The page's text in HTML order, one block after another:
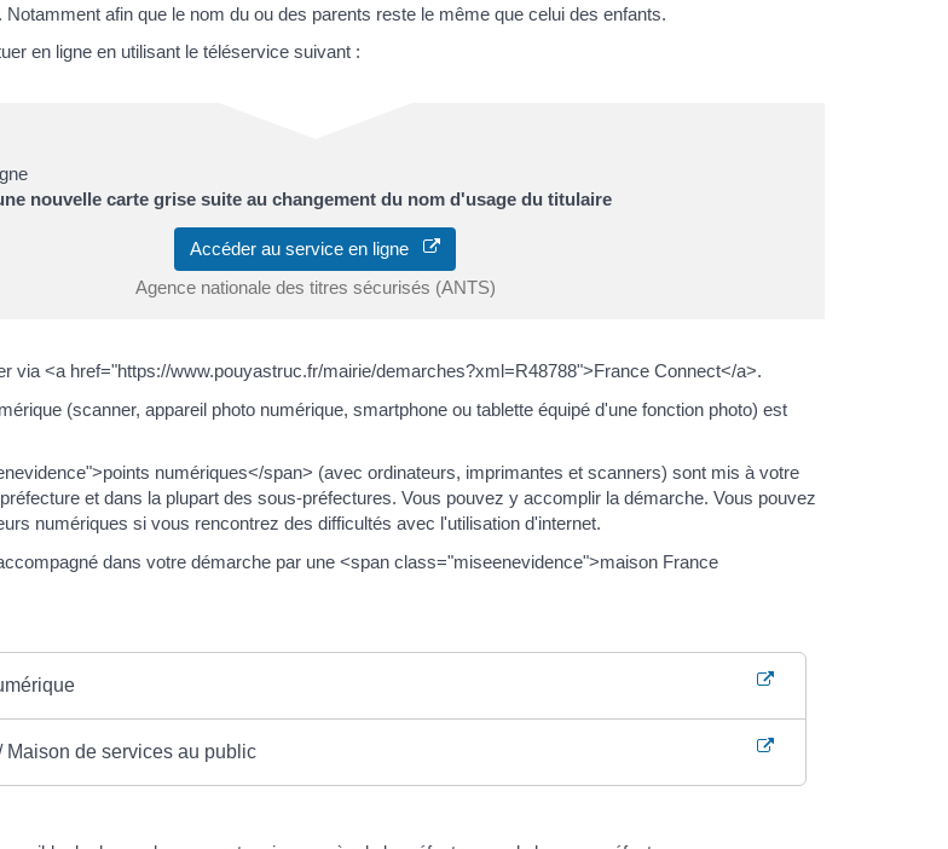
afin que le nom du ou des parents reste le même que celui des enfants.
en ligne en utilisant le téléservice suivant :
nouvelle carte grise suite au changement du nom d'usage du titulaire
Accéder au service en ligne
Agence nationale des titres sécurisés (ANTS)
via <a href="https://www.pouyastruc.fr/mairie/demarches?xml=R48788">France Connect</a>.
(scanner, appareil photo numérique, smartphone ou tablette équipé d'une fonction photo) est
numériques</span> (avec ordinateurs, imprimantes et scanners) sont mis à votre
et dans la plupart des sous-préfectures. Vous pouvez y accomplir la démarche. Vous pouvez
numériques si vous rencontrez des difficultés avec l'utilisation d'internet.
dans votre démarche par une <span class="miseenevidence">maison France
Maison de services au public